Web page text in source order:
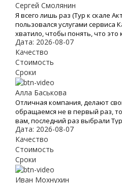
Сергей Смолянин
Я всего лишь раз (Тур к скале
пользовался услугами сервиса
хватило, чтобы понять, что
для бронирования туров. Хочу
удобный сайт и простоту
Дата: 2026-08-07
Качество
Стоимость
Сроки
Алла Баськова
Отличная компания, делают
обращаемся не в первый раз,
вам, последний раз выбрали
Шарлама
Дата: 2026-08-07
Качество
Стоимость
Сроки
Иван Мохнухин